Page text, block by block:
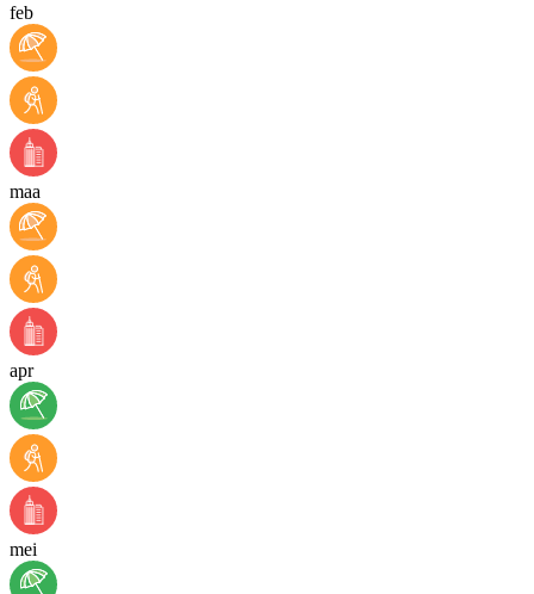
feb
maa
apr
mei